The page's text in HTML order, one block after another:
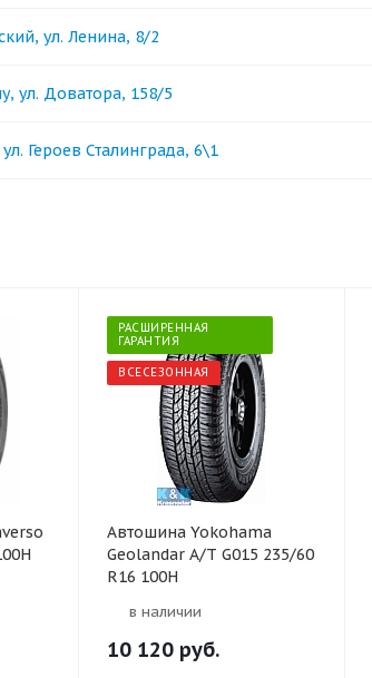
ул. Ленина, 8/2
ул. Доватора, 158/5
Героев Сталинграда, 6\1
РАСШИРЕННАЯ
ГАРАНТИЯ
ВСЕСЕЗОННАЯ
Автошина Yokohama
Geolandar A/T G015 235/60
R16 100H
в наличии
10 120 руб.